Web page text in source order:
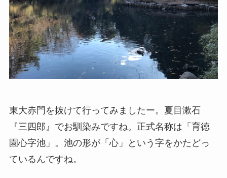
東大赤門を抜けて行ってみましたー。夏目漱石
『三四郎』でお馴染みですね。正式名称は「育徳
園心字池」。池の形が「心」という字をかたどっ
ているんですね。